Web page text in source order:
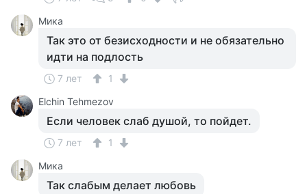
Мика
Так это от безисходности и не обязательно
идти на подлость
7 лет
1
Elchin Tehmezov
Если человек слаб душой, то пойдет.
7 лет
1
Мика
Так слабым делает любовь